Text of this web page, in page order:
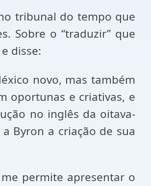
tribunal do tempo que
Sobre o “traduzir” que
disse:
novo, mas também
oportunas e criativas, e
no inglês da oitava-
Byron a criação de sua
permite apresentar o